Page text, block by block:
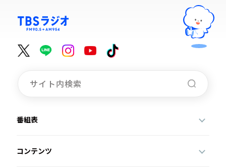
番組表
コンテンツ